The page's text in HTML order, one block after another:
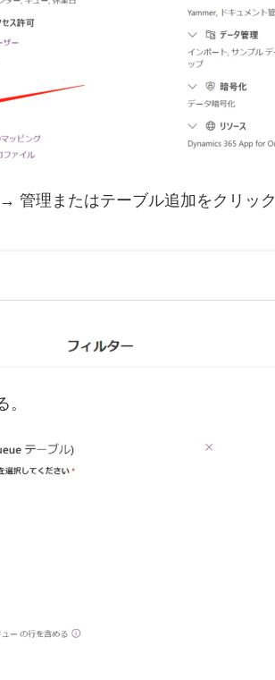
管理またはテーブル追加をクリック